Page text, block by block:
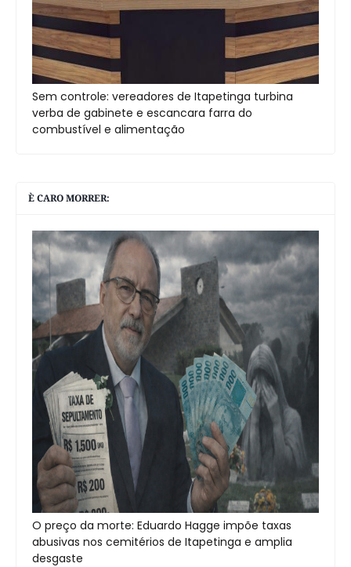
Sem controle: vereadores de Itapetinga turbina
verba de gabinete e escancara farra do
combustível e alimentação
È CARO MORRER:
O preço da morte: Eduardo Hagge impõe taxas
abusivas nos cemitérios de Itapetinga e amplia
desgaste